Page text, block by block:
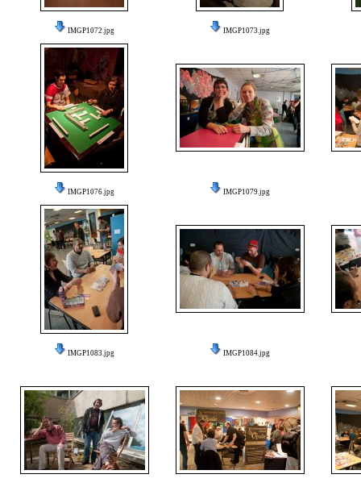
IMGP1072.jpg IMGP1073.jpg
IMGP1076.jpg IMGP1079.jpg
IMGP1083.jpg IMGP1084.jpg